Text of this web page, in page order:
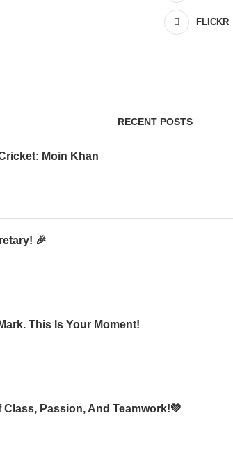
FLICKR
RECENT POSTS
Moin Khan
🎉
This Is Your Moment!
Class, Passion, And Teamwork!💚